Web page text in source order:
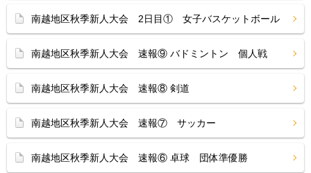
南越地区秋季新人大会 2日目① 女子バスケットボール
南越地区秋季新人大会 速報⑨ バドミントン 個人戦
南越地区秋季新人大会 速報⑧ 剣道
南越地区秋季新人大会 速報⑦ サッカー
南越地区秋季新人大会 速報⑥ 卓球 団体準優勝